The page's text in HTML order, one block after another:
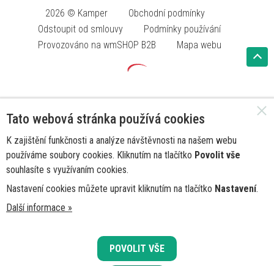
2026 © Kamper
Obchodní podmínky
Odstoupit od smlouvy
Podmínky používání
Provozováno na wmSHOP B2B
Mapa webu
Tato webová stránka používá cookies
K zajištění funkčnosti a analýze návštěvnosti na našem webu
používáme soubory cookies. Kliknutím na tlačítko Povolit vše
souhlasíte s využívaním cookies.
Nastavení cookies můžete upravit kliknutím na tlačítko Nastavení.
Další informace »
POVOLIT VŠE